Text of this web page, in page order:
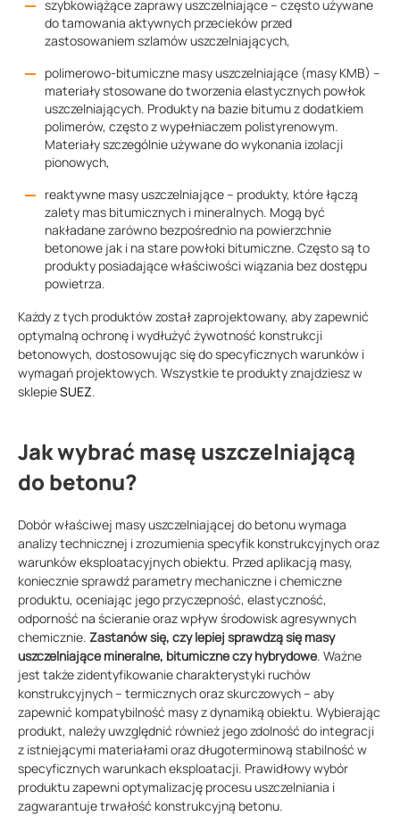
szybkowiążące zaprawy uszczelniające – często używane
do tamowania aktywnych przecieków przed
zastosowaniem szlamów uszczelniających,
polimerowo-bitumiczne masy uszczelniające (masy KMB) –
materiały stosowane do tworzenia elastycznych powłok
uszczelniających. Produkty na bazie bitumu z dodatkiem
polimerów, często z wypełniaczem polistyrenowym.
Materiały szczególnie używane do wykonania izolacji
pionowych,
reaktywne masy uszczelniające – produkty, które łączą
zalety mas bitumicznych i mineralnych. Mogą być
nakładane zarówno bezpośrednio na powierzchnie
betonowe jak i na stare powłoki bitumiczne. Często są to
produkty posiadające właściwości wiązania bez dostępu
powietrza.
Każdy z tych produktów został zaprojektowany, aby zapewnić
optymalną ochronę i wydłużyć żywotność konstrukcji
betonowych, dostosowując się do specyficznych warunków i
wymagań projektowych. Wszystkie te produkty znajdziesz w
sklepieSUEZ.
Jak wybrać masę uszczelniającą
do betonu?
Dobór właściwej masy uszczelniającej do betonu wymaga
analizy technicznej i zrozumienia specyfik konstrukcyjnych oraz
warunków eksploatacyjnych obiektu. Przed aplikacją masy,
koniecznie sprawdź parametry mechaniczne i chemiczne
produktu, oceniając jego przyczepność, elastyczność,
odporność na ścieranie oraz wpływ środowisk agresywnych
chemicznie. Zastanów się, czy lepiej sprawdzą się masy
uszczelniające mineralne, bitumiczne czy hybrydowe. Ważne
jest także zidentyfikowanie charakterystyki ruchów
konstrukcyjnych – termicznych oraz skurczowych – aby
zapewnić kompatybilność masy z dynamiką obiektu. Wybierając
produkt, należy uwzględnić również jego zdolność do integracji
z istniejącymi materiałami oraz długoterminową stabilność w
specyficznych warunkach eksploatacji. Prawidłowy wybór
produktu zapewni optymalizację procesu uszczelniania i
zagwarantuje trwałość konstrukcyjną betonu.